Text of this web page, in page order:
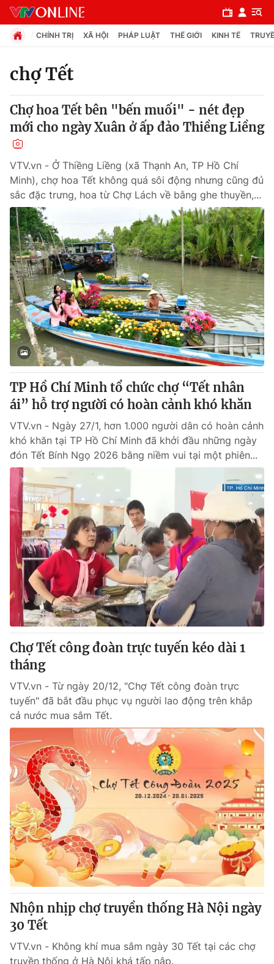
Chuyên mục
Chính trị
Pháp luật
Y tế
Thế giới
Tin tức
Thế giới đó đây
Câu chuyện quốc tế
Kinh tế
Tài chính
Thị trường
Góc doanh nghiệp
Dữ liệu và đời sống
Truyền hình
Phim VTV
Hậu trường
Nhân vật
Khán giả
Giải sao mai
Giải trí
Điện ảnh
Âm nhạc
Sao
Đời sống
Du lịch
Làm đẹp
Chất lượng cuộc sống
Giáo dục
Tuyển sinh
Học trực tuyến
Công nghệ
Hitech Công nghệ tương lai
Sản phẩm
Thị trường
Tư vấn
Giao lưu trực tuyến
Lịch phát sóng
Chuyên mục khác
Emagazine Podcast
Photo Infographic
Video
VTV Money VTV Thể thao
VTV Sức khoẻ Bất động sản
Thị trường 24h Tấm lòng Việt
VTV4 Vươn mình bằng AI
VTV9 VTV8
Liên hệ tòa soạn
CHÍNH TRỊ XÃ HỘI PHÁP LUẬT THẾ GIỚI KINH TẾ
chợ Tết
Chợ hoa Tết bên "bến muối" - nét đẹp
mới cho ngày Xuân ở ấp đảo Thiềng Liềng
VTV.vn - Ở Thiềng Liềng (xã Thạnh An, TP Hồ Chí
Minh), chợ hoa Tết không quá sôi động nhưng cũng đủ
sắc đặc trưng, hoa từ Chợ Lách về bằng ghe thuyền,...
TP Hồ Chí Minh tổ chức chợ “Tết nhân
ái” hỗ trợ người có hoàn cảnh khó khăn
VTV.vn - Ngày 27/1, hơn 1.000 người dân có hoàn cảnh
khó khăn tại TP Hồ Chí Minh đã khởi đầu những ngày
đón Tết Bính Ngọ 2026 bằng niềm vui tại một phiên...
Chợ Tết công đoàn trực tuyến kéo dài 1
tháng
VTV.vn - Từ ngày 20/12, "Chợ Tết công đoàn trực
tuyến" đã bắt đầu phục vụ người lao động trên khắp
cả nước mua sắm Tết.
Nhộn nhịp chợ truyền thống Hà Nội ngày
30 Tết
VTV.vn - Không khí mua sắm ngày 30 Tết tại các chợ
truyền thống ở Hà Nội khá tấp nập.